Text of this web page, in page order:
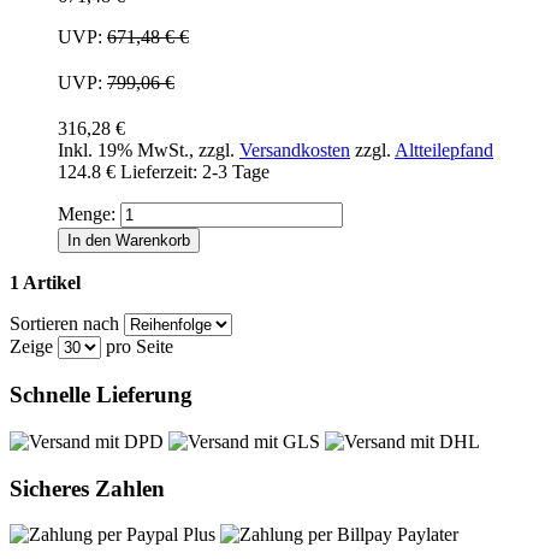
UVP: 671,48 €€
UVP: 799,06 €
316,28 €
Inkl. 19% MwSt., zzgl. Versandkosten zzgl. Altteilepfand
124.8 € Lieferzeit: 2-3 Tage
Menge:
In den Warenkorb
1 Artikel
Sortieren nach
Zeige
pro Seite
Schnelle Lieferung
Sicheres Zahlen